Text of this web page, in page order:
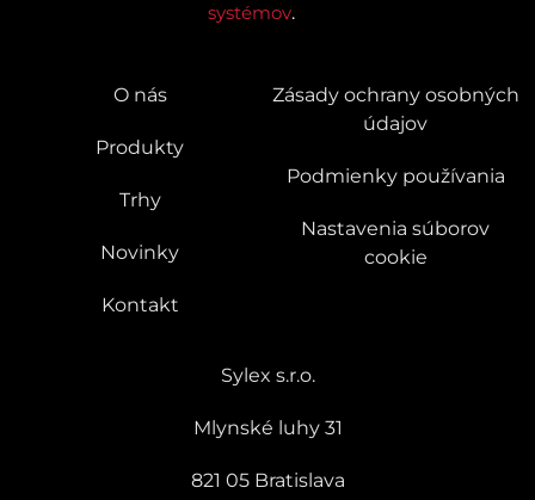
systémov.
O nás
Produkty
Trhy
Novinky
Kontakt
Zásady ochrany osobných
údajov
Podmienky používania
Nastavenia súborov
cookie
Sylex s.r.o.
Mlynské luhy 31
821 05 Bratislava